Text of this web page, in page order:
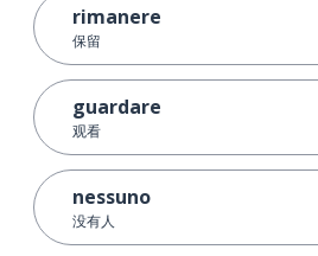
rimanere
保留
guardare
观看
nessuno
没有人